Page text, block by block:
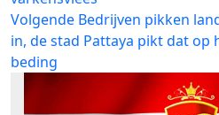
Volgende Volgend
bericht:
Bedrijven pikken
in, de stad Pattaya pikt dat op
beding